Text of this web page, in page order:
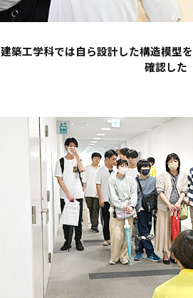
建築工学科では自ら設計した構造模型
確認した